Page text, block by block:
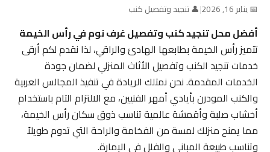
📅 يناير 16, 2026 |👤 تنجيد وتفصيل كنب
أفضل محل تنجيد كنب وتفصيل غرف نوم في رأس الخيمة
تتميز رأس الخيمة بطابعها الهادئ والراقي، لذا نقدم لكم أرقى
خدمات تنجيد الكنب وتفصيل الأثاث المنزلي لضمان جودة
الخدمات المقدمة. نحن نمتلك الريادة في تنفيذ المجالس العربية
والكنب المودرن بأيادي أمهر الفنيين، مع الالتزام التام باستخدام
أخشاب صلبة وأقمشة عالمية تناسب ذوق سكان رأس الخيمة،
مما يمنح منزلك لمسة من الفخامة والراحة التي تدوم طويلاً
وتناسب طبيعة المباني والفلل في الإمارة.